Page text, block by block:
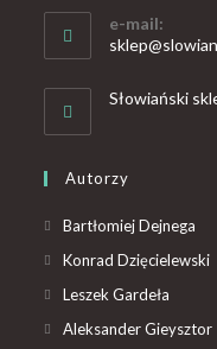
e-mail:
Słowiański
Autorzy
Bartłomiej Dejnega
Konrad Dzięcielewski
Leszek Gardeła
Aleksander Gieysztor